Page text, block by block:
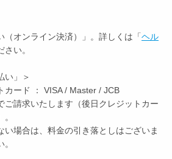
（オンライン決済）」。詳しくは「 ヘル
い。
い」＞
カード ： VISA / Master / JCB
ご請求いたします（後日クレジットカー
い場合は、料金の引き落としはございま